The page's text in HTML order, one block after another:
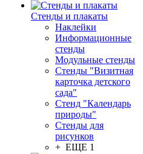
Стенды и плакаты
Наклейки
Информационные
стенды
Модульные стенды
Стенды "Визитная
карточка детского
сада"
Стенд "Календарь
природы"
Стенды для
рисунков
+ ЕЩЕ 1